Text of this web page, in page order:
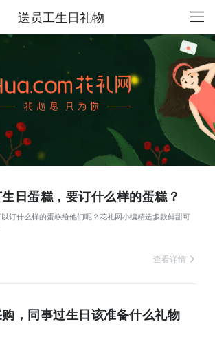
送员工生日礼物
日蛋糕，要订什么样的蛋糕？
订什么样的蛋糕给他们呢？花礼网小编精选多款鲜甜可
查看详情
，同事过生日该准备什么礼物